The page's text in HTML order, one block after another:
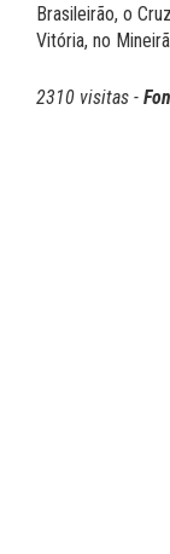
Brasileirão, o
Vitória, no
2310 visitas -